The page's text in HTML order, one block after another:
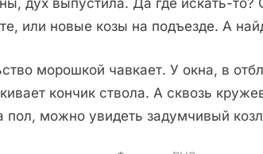
дух выпустила. Да где искать-
или новые козы на подъезде. А
морошкой чавкает. У окна, в
кончик ствола. А сквозь
пол, можно увидеть задумчивый